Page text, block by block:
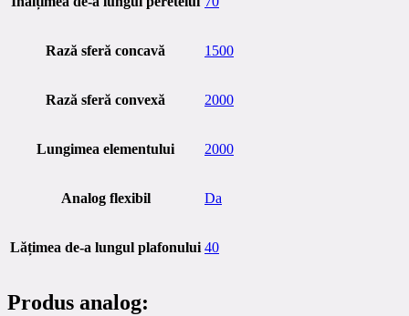
Rază sferă concavă 1500
Rază sferă convexă 2000
Lungimea elementului 2000
Analog flexibil Da
Lățimea de-a lungul plafonului 40
Produs analog: